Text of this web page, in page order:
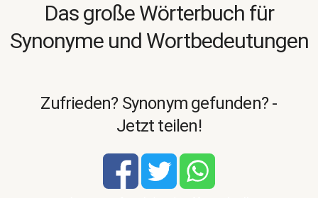
Das große Wörterbuch für
Synonyme und Wortbedeutungen
Zufrieden? Synonym gefunden? -
Jetzt teilen!